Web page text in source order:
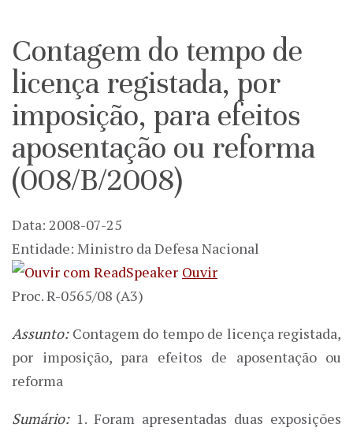
Contagem do tempo de
licença registada, por
imposição, para efeitos
aposentação ou reforma
(008/B/2008)
Data: 2008-07-25
Entidade: Ministro da Defesa Nacional
Ouvir
Proc. R-0565/08 (A3)
Assunto: Contagem do tempo de licença registada,
por imposição, para efeitos de aposentação ou
reforma
Sumário:1. Foram apresentadas duas exposições